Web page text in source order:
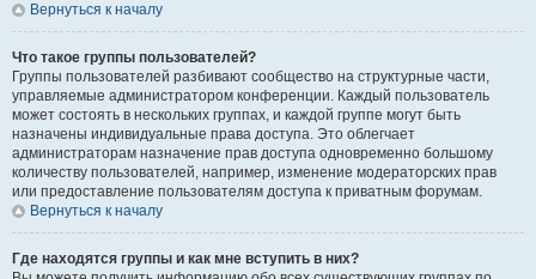
Вернуться к началу
Что такое группы пользователей?
Группы пользователей разбивают сообщество на структурные части,
управляемые администратором конференции. Каждый пользователь
может состоять в нескольких группах, и каждой группе могут быть
назначены индивидуальные права доступа. Это облегчает
администраторам назначение прав доступа одновременно большому
количеству пользователей, например, изменение модераторских прав
или предоставление пользователям доступа к приватным форумам.
Вернуться к началу
Где находятся группы и как мне вступить в них?